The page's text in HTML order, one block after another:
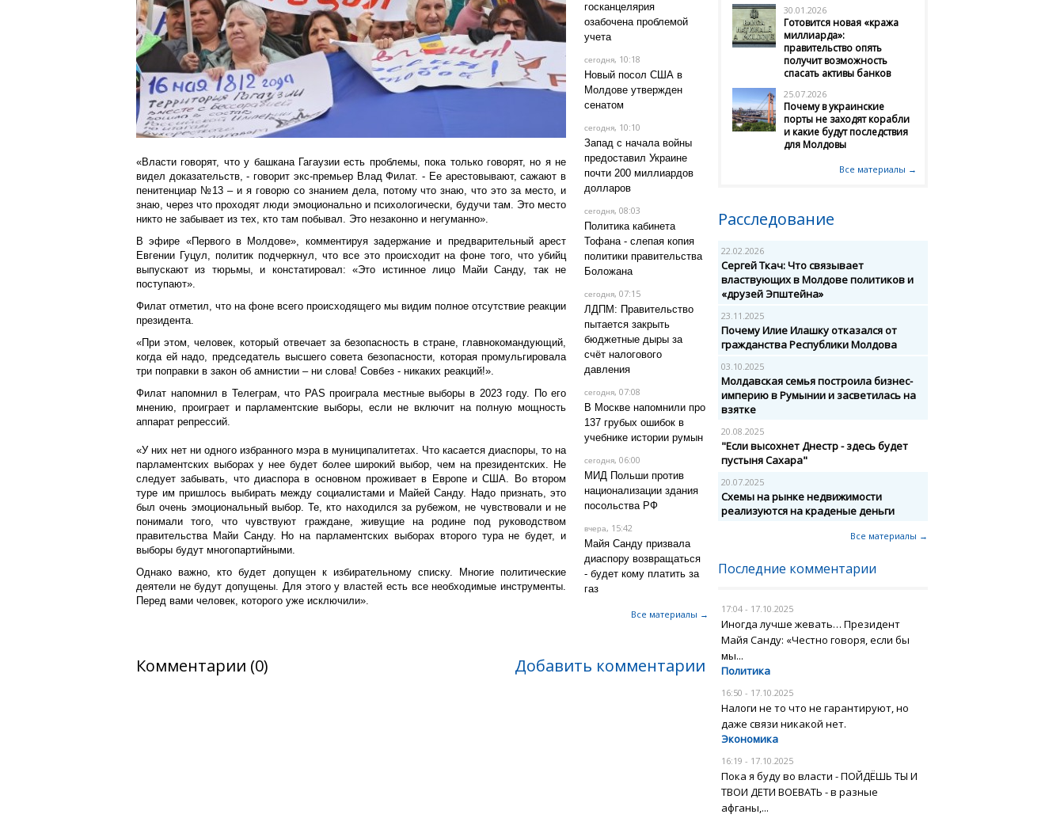
«Власти говорят, что у башкана Гагаузии есть проблемы, пока только говорят, но я не
видел доказательств, - говорит экс-премьер Влад Филат. - Ее арестовывают, сажают в
пенитенциар №13 – и я говорю со знанием дела, потому что знаю, что это за место, и
знаю, через что проходят люди эмоционально и психологически, будучи там. Это место
никто не забывает из тех, кто там побывал. Это незаконно и негуманно».
В эфире «Первого в Молдове», комментируя задержание и предварительный арест
Евгении Гуцул, политик подчеркнул, что все это происходит на фоне того, что убийц
выпускают из тюрьмы, и констатировал: «Это истинное лицо Майи Санду, так не
поступают».
Филат отметил, что на фоне всего происходящего мы видим полное отсутствие реакции
президента.
«При этом, человек, который отвечает за безопасность в стране, главнокомандующий,
когда ей надо, председатель высшего совета безопасности, которая промульгировала
три поправки в закон об амнистии – ни слова! Совбез - никаких реакций!».
Филат напомнил в Телеграм, что PAS проиграла местные выборы в 2023 году. По его
мнению, проиграет и парламентские выборы, если не включит на полную мощность
аппарат репрессий.
«У них нет ни одного избранного мэра в муниципалитетах. Что касается диаспоры, то на
парламентских выборах у нее будет более широкий выбор, чем на президентских. Не
следует забывать, что диаспора в основном проживает в Европе и США. Во втором
туре им пришлось выбирать между социалистами и Майей Санду. Надо признать, это
был очень эмоциональный выбор. Те, кто находился за рубежом, не чувствовали и не
понимали того, что чувствуют граждане, живущие на родине под руководством
правительства Майи Санду. Но на парламентских выборах второго тура не будет, и
выборы будут многопартийными.
Однако важно, кто будет допущен к избирательному списку. Многие политические
деятели не будут допущены. Для этого у властей есть все необходимые инструменты.
Перед вами человек, которого уже исключили».
госканцелярия
озабочена проблемой
учета
сегодня, 10:18
Новый посол США в
Молдове утвержден
сенатом
сегодня, 10:10
Запад с начала войны
предоставил Украине
почти 200 миллиардов
долларов
сегодня, 08:03
Политика кабинета
Тофана - слепая копия
политики правительства
Боложана
сегодня, 07:15
ЛДПМ: Правительство
пытается закрыть
бюджетные дыры за
счёт налогового
давления
сегодня, 07:08
В Москве напомнили про
137 грубых ошибок в
учебнике истории румын
сегодня, 06:00
МИД Польши против
национализации здания
посольства РФ
вчера, 15:42
Майя Санду призвала
диаспору возвращаться
- будет кому платить за
газ
Все материалы →
Комментарии (0) Добавить комментарии
30.01.2026
Готовится новая «кража
миллиарда»:
правительство опять
получит возможность
спасать активы банков
25.07.2026
Почему в украинские
порты не заходят корабли
и какие будут последствия
для Молдовы
Все материалы →
Расследование
22.02.2026
Сергей Ткач: Что связывает
властвующих в Молдове политиков и
«друзей Эпштейна»
23.11.2025
Почему Илие Илашку отказался от
гражданства Республики Молдова
03.10.2025
Молдавская семья построила бизнес-
империю в Румынии и засветилась на
взятке
20.08.2025
"Если высохнет Днестр - здесь будет
пустыня Сахара"
20.07.2025
Схемы на рынке недвижимости
реализуются на краденые деньги
Все материалы →
Последние комментарии
17:04 - 17.10.2025
Иногда лучше жевать… Президент
Майя Санду: «Честно говоря, если бы
мы...
Политика
16:50 - 17.10.2025
Налоги не то что не гарантируют, но
даже связи никакой нет.
Экономика
16:19 - 17.10.2025
Пока я буду во власти - ПОЙДЁШЬ ТЫ И
ТВОИ ДЕТИ ВОЕВАТЬ - в разные
афганы,...